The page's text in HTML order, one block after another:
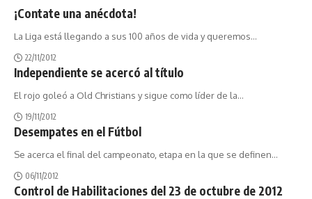
¡Contate una anécdota!
La Liga está llegando a sus 100 años de vida y queremos…
22/11/2012
Independiente se acercó al título
El rojo goleó a Old Christians y sigue como líder de la…
19/11/2012
Desempates en el Fútbol
Se acerca el final del campeonato, etapa en la que se definen…
06/11/2012
Control de Habilitaciones del 23 de octubre de 2012